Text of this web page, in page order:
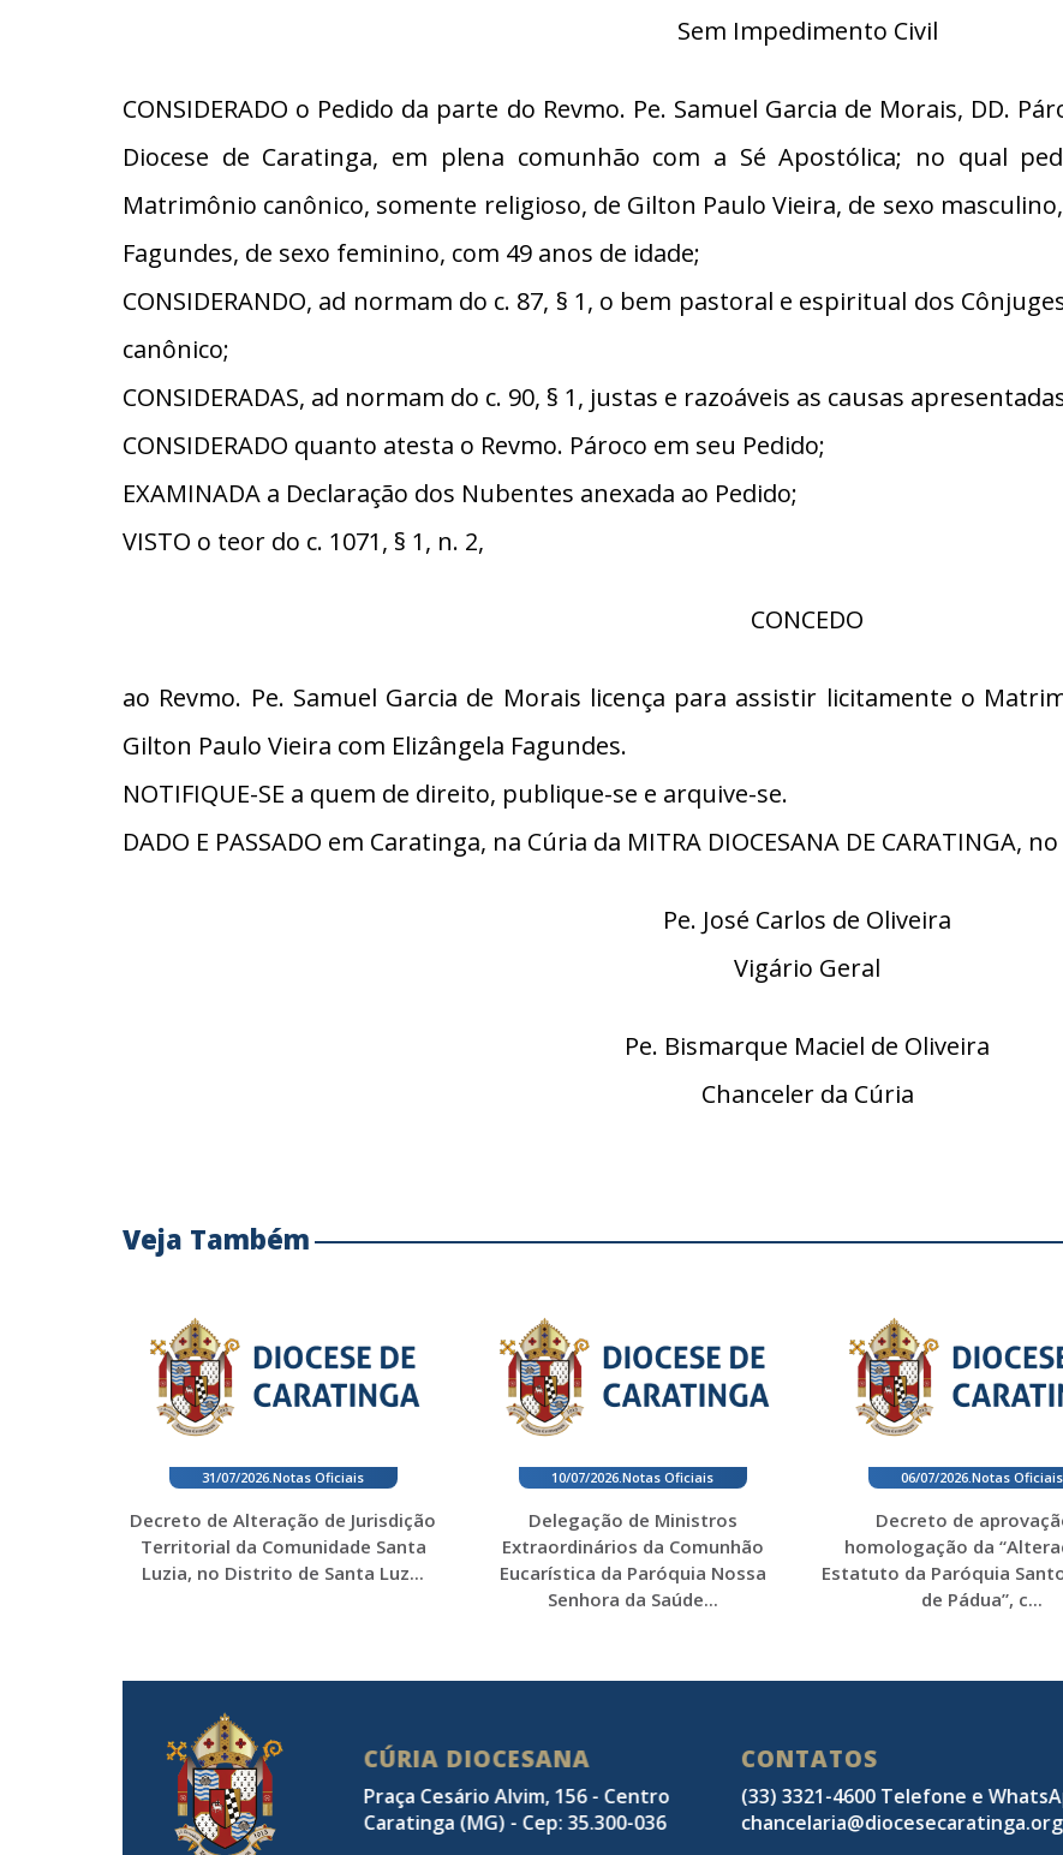
Sem Impedimento Civil
CONSIDERADO o Pedido da parte do Revmo. Pe. Samuel Garcia de Morais, DD.
Diocese de Caratinga, em plena comunhão com a Sé Apostólica; no qual
Matrimônio canônico, somente religioso, de Gilton Paulo Vieira, de sexo
Fagundes, de sexo feminino, com 49 anos de idade;
CONSIDERANDO, ad normam do c. 87, § 1, o bem pastoral e espiritual dos
canônico;
CONSIDERADAS, ad normam do c. 90, § 1, justas e razoáveis as causas
CONSIDERADO quanto atesta o Revmo. Pároco em seu Pedido;
EXAMINADA a Declaração dos Nubentes anexada ao Pedido;
VISTO o teor do c. 1071, § 1, n. 2,
CONCEDO
ao Revmo. Pe. Samuel Garcia de Morais licença para assistir licitamente o
Gilton Paulo Vieira com Elizângela Fagundes.
NOTIFIQUE-SE a quem de direito, publique-se e arquive-se.
DADO E PASSADO em Caratinga, na Cúria da MITRA DIOCESANA DE CARATINGA,
Pe. José Carlos de Oliveira
Vigário Geral
Pe. Bismarque Maciel de Oliveira
Chanceler da Cúria
Veja Também
31/07/2026.Notas Oficiais
Decreto de Alteração de Jurisdição
Territorial da Comunidade Santa
Luzia, no Distrito de Santa Luz...
10/07/2026.Notas Oficiais
Delegação de Ministros
Extraordinários da Comunhão
Eucarística da Paróquia Nossa
Senhora da Saúde...
06/07/2026.Notas Oficiais
Decreto de
homologação da
Estatuto da Paróquia
de Pádua”, c...
CÚRIA DIOCESANA
Praça Cesário Alvim, 156 - Centro
Caratinga (MG) - Cep: 35.300-036
CONTATOS
(33) 3321-4600 Telefone e